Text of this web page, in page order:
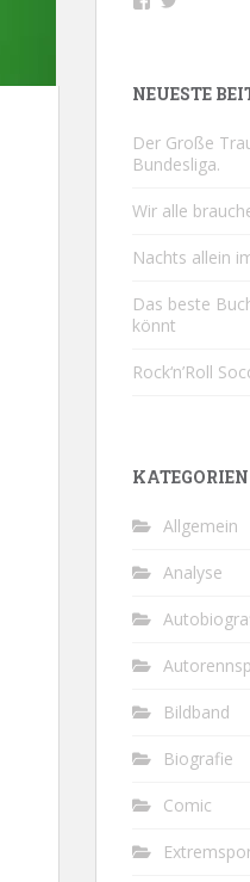
anzeigen
anzeigen
NEUESTE
Der Große
Bundesliga.
Wir alle
Nachts allein
Das beste
könnt
Rock‘n’Roll
KATEGORIEN
Allgemein
Analyse
Bildband
Biografie
Comic